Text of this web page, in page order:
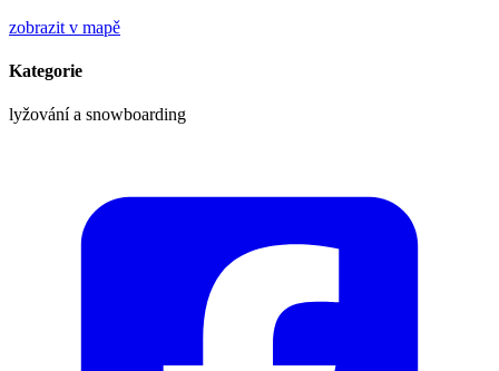
zobrazit v mapě
Kategorie
lyžování a snowboarding